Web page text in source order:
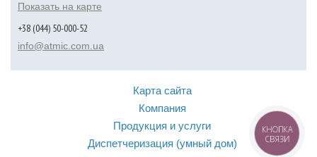
Показать на карте
+38 (044) 50-000-52
info@atmic.com.ua
Карта сайта
Компания
Продукция и услуги
Диспетчеризация (умный дом)
КНОПКА
СВЯЗИ